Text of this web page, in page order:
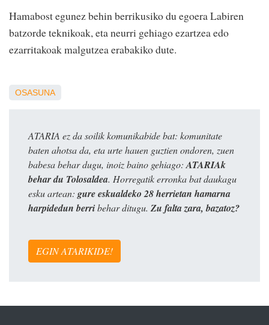
Hamabost egunez behin berrikusiko du egoera Labiren
batzorde teknikoak, eta neurri gehiago ezartzea edo
ezarritakoak malgutzea erabakiko dute.
OSASUNA
ATARIA ez da soilik komunikabide bat: komunitate
baten ahotsa da, eta urte hauen guztien ondoren, zuen
babesa behar dugu, inoiz baino gehiago: ATARIAk
behar du Tolosaldea. Horregatik erronka bat daukagu
esku artean: gure eskualdeko 28 herrietan hamarna
harpidedun berribehar ditugu. Zu falta zara, bazatoz?
EGIN ATARIKIDE!